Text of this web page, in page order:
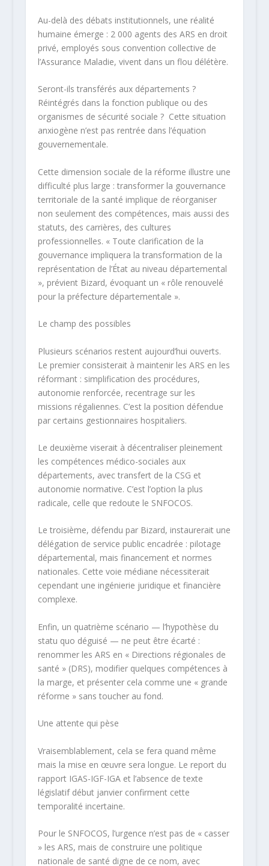
Au-delà des débats institutionnels, une réalité
humaine émerge : 2 000 agents des ARS en droit
privé, employés sous convention collective de
l’Assurance Maladie, vivent dans un flou délétère.
Seront-ils transférés aux départements ?
Réintégrés dans la fonction publique ou des
organismes de sécurité sociale ? Cette situation
anxiogène n’est pas rentrée dans l’équation
gouvernementale.
Cette dimension sociale de la réforme illustre une
difficulté plus large : transformer la gouvernance
territoriale de la santé implique de réorganiser
non seulement des compétences, mais aussi des
statuts, des carrières, des cultures
professionnelles. « Toute clarification de la
gouvernance impliquera la transformation de la
représentation de l’État au niveau départemental
», prévient Bizard, évoquant un « rôle renouvelé
pour la préfecture départementale ». ​
Le champ des possibles
Plusieurs scénarios restent aujourd’hui ouverts.
Le premier consisterait à maintenir les ARS en les
réformant : simplification des procédures,
autonomie renforcée, recentrage sur les
missions régaliennes. C’est la position défendue
par certains gestionnaires hospitaliers. ​
Le deuxième viserait à décentraliser pleinement
les compétences médico-sociales aux
départements, avec transfert de la CSG et
autonomie normative. C’est l’option la plus
radicale, celle que redoute le SNFOCOS. ​
Le troisième, défendu par Bizard, instaurerait une
délégation de service public encadrée : pilotage
départemental, mais financement et normes
nationales. Cette voie médiane nécessiterait
cependant une ingénierie juridique et financière
complexe.​
Enfin, un quatrième scénario — l’hypothèse du
statu quo déguisé — ne peut être écarté :
renommer les ARS en « Directions régionales de
santé » (DRS), modifier quelques compétences à
la marge, et présenter cela comme une « grande
réforme » sans toucher au fond.​
Une attente qui pèse
Vraisemblablement, cela se fera quand même
mais la mise en œuvre sera longue. Le report du
rapport IGAS-IGF-IGA et l’absence de texte
législatif début janvier confirment cette
temporalité incertaine. ​
Pour le SNFOCOS, l’urgence n’est pas de « casser
» les ARS, mais de construire une politique
nationale de santé digne de ce nom, avec